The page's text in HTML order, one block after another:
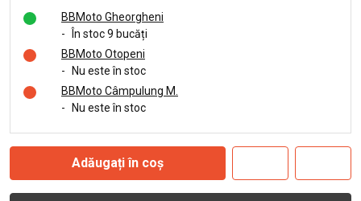
BBMoto Gheorgheni
-
În stoc 9 bucăți
BBMoto Otopeni
-
Nu este în stoc
BBMoto Câmpulung M.
-
Nu este în stoc
Adăugați în coș